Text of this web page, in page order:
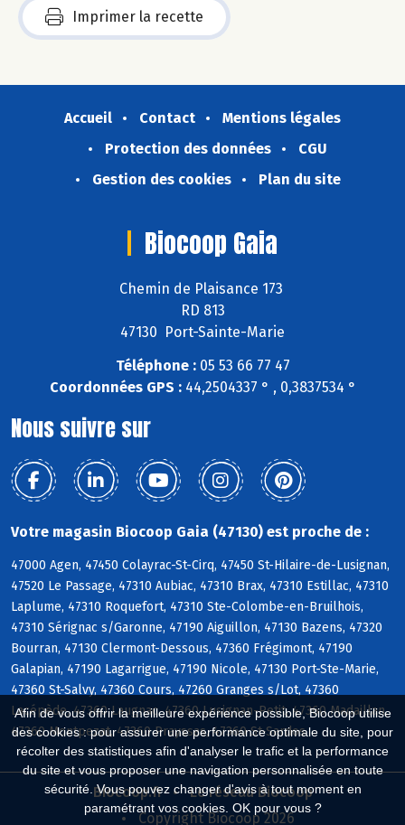
Afin de vous offrir la meilleure expérience possible, Biocoop utilise
des cookies : pour assurer une performance optimale du site, pour
récolter des statistiques afin d'analyser le trafic et la performance
du site et vous proposer une navigation personnalisée en toute
sécurité. Vous pouvez changer d'avis à tout moment en
paramétrant vos cookies. OK pour vous ?
Imprimer la recette
Accueil Contact
Mentions légales
Protection des données
CGU
Gestion des cookies
Plan du site
Biocoop Gaia
Chemin de Plaisance 173
RD 813
47130 Port-Sainte-Marie
Téléphone :05 53 66 77 47
Coordonnées GPS :44,2504337 ° , 0,3837534 °
Nous suivre sur
Votre magasin Biocoop Gaia (47130) est proche de :
47000 Agen, 47450 Colayrac-St-Cirq, 47450 St-Hilaire-de-Lusignan,
47520 Le Passage, 47310 Aubiac, 47310 Brax, 47310 Estillac, 47310
Laplume, 47310 Roquefort, 47310 Ste-Colombe-en-Bruilhois,
47310 Sérignac s/Garonne, 47190 Aiguillon, 47130 Bazens, 47320
Bourran, 47130 Clermont-Dessous, 47360 Frégimont, 47190
Galapian, 47190 Lagarrigue, 47190 Nicole, 47130 Port-Ste-Marie,
47360 St-Salvy, 47360 Cours, 47260 Granges s/Lot, 47360
Lacépède, 47360 Laugnac, 47360 Lusignan-Petit, 47360 Madaillan,
47360 Montpezat, 47360 Prayssas, 47360 St-Sardos
Biocoop.fr
Le réseau Biocoop
Copyright Biocoop 2026